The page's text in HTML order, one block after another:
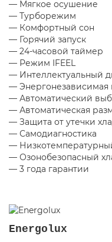
— Мягкое осушение
— Турборежим
— Комфортный сон
— Горячий запуск
— 24-часовой таймер
— Режим IFEEL
— Интеллектуальный
— Энергонезависимая
— Автоматический
— Автоматическая
— Защита от утечки
— Самодиагностика
—
— Озонобезопасный
— 3 года гарантии
Energolux